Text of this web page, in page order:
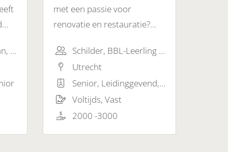
Schilder, Timmerman, BBL-Leerling (Schilder)
met een passie voor
renovatie en restauratie?
rol waarin je historische
gebouwen en
architectonische pareltjes
kunt laten herleven? Dan is
deze vacature perfect voor
Schilder, BBL-Leerling (Schilder), Glaszetter
Utrecht
Senior, Leidinggevend, Expert / Specialist
Voltijds, Vast
2000 -3000